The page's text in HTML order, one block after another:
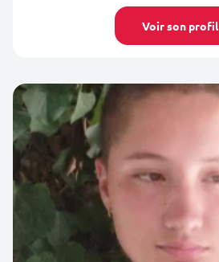
Voir son profil